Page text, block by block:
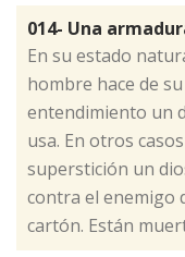
014- Una
​En su estado
hombre hace de su
entendimiento un
usa. En otros
superstición un
contra el enemigo
cartón. Están